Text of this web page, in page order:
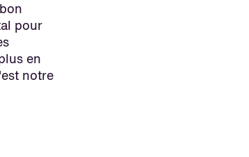
pour
en
notre